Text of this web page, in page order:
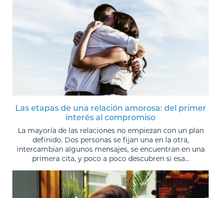
Las etapas de una relación amorosa: del primer
interés al compromiso
La mayoría de las relaciones no empiezan con un plan
definido. Dos personas se fijan una en la otra,
intercambian algunos mensajes, se encuentran en una
primera cita, y poco a poco descubren si esa...